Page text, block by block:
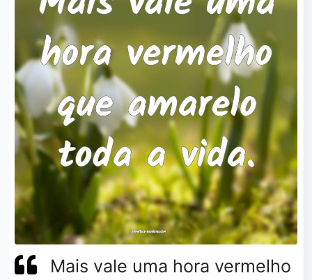
Mais vale uma hora vermelho